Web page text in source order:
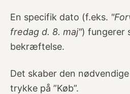
En specifik dato (f.eks.
fredag d. 8. maj") fungerer
bekræftelse.
Det skaber den
trykke på ”Køb”.